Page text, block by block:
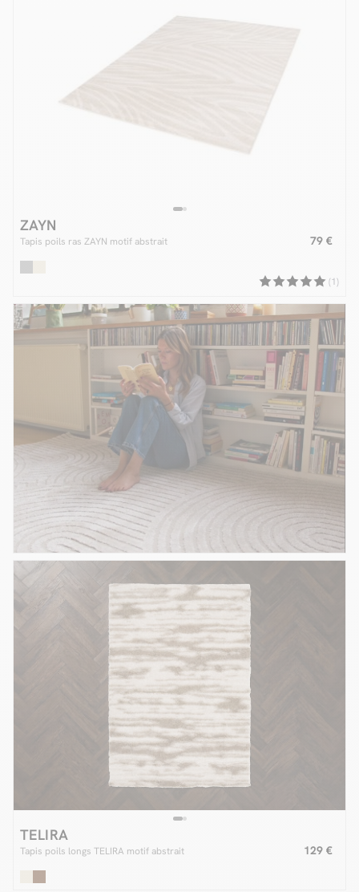
ZAYN
Tapis poils ras ZAYN motif abstrait 79 €
(1)
TELIRA
Tapis poils longs TELIRA motif abstrait 129 €